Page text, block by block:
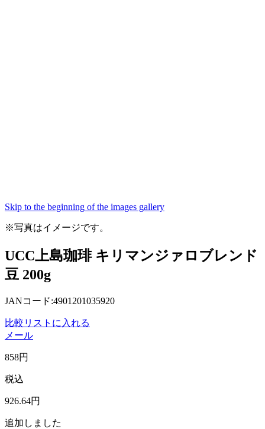
Skip to the beginning of the images gallery
※写真はイメージです。
UCC上島珈琲 キリマンジァロブレンド
豆 200g
JANコード:4901201035920
比較リストに入れる
メール
858円
税込
926.64円
追加しました